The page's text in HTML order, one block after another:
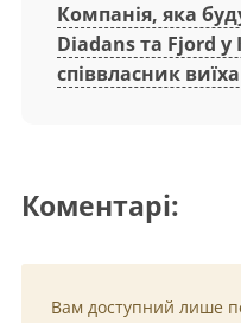
Компанія, яка
Diadans та Fjord у
співвласник
Коментарі:
Вам доступний лише